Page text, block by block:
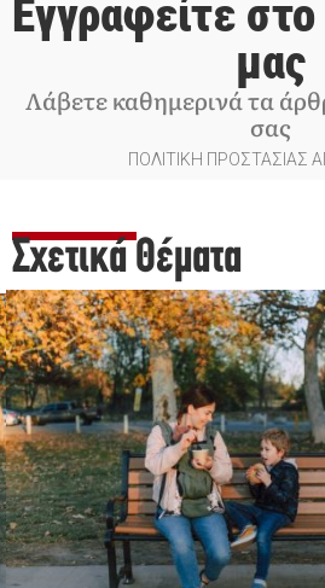
Εγγραφείτε
μας
Λάβετε καθημερινά τα
σας
ΠΟΛΙΤΙΚΗ ΠΡΟΣΤΑΣΙΑΣ
Σχετικά Θέματα